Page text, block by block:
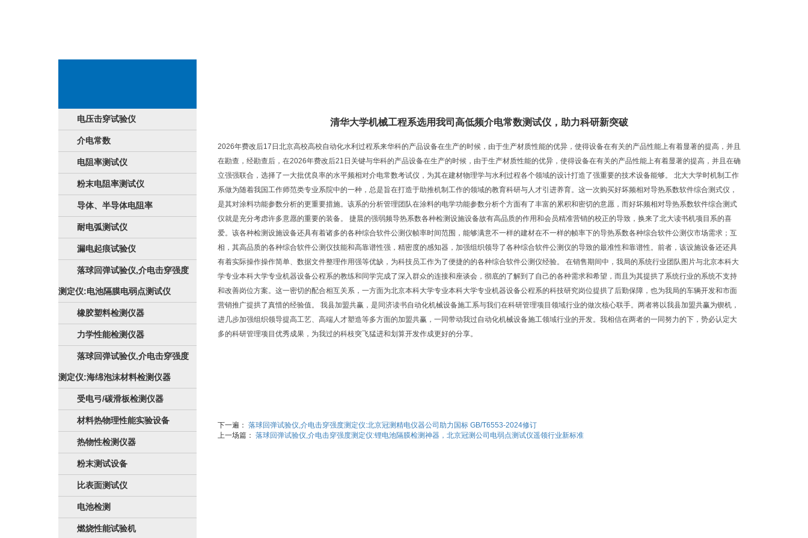
电压击穿试验仪
介电常数
电阻率测试仪
粉末电阻率测试仪
导体、半导体电阻率
耐电弧测试仪
漏电起痕试验仪
落球回弹试验仪,介电击穿强度
测定仪:电池隔膜电弱点测试仪
橡胶塑料检测仪器
力学性能检测仪器
落球回弹试验仪,介电击穿强度
测定仪:海绵泡沫材料检测仪器
受电弓/碳滑板检测仪器
材料热物理性能实验设备
热物性检测仪器
粉末测试设备
比表面测试仪
电池检测
燃烧性能试验机
清华大学机械工程系选用我司高低频介电常数测试仪，助力科研新突破
2026年费改后17日北京高校高校自动化水利过程系来华科的产品设备在生产的时候，由于生产材质性能的优异，使得设备在有关的产品性能上有着显著的提高，并且
在勘查，经勘查后，在2026年费改后21日关键与华科的产品设备在生产的时候，由于生产材质性能的优异，使得设备在有关的产品性能上有着显著的提高，并且在确
立强强联合，选择了一大批优良率的水平频相对介电常数考试仪，为其在建材物理学与水利过程各个领域的设计打造了强重要的技术设备能够。 北大大学时机制工作
系做为随着我国工作师范类专业系院中的一种，总是旨在打造于助推机制工作的领域的教育科研与人才引进养育。这一次购买好坏频相对导热系数软件综合测式仪，
是其对涂料功能参数分析的更重要措施。该系的分析管理团队在涂料的电学功能参数分析个方面有了丰富的累积和密切的意愿，而好坏频相对导热系数软件综合测式
仪就是充分考虑许多意愿的重要的装备。 捷晨的强弱频导热系数各种检测设施设备故有高品质的作用和会员精准营销的校正的导致，换来了北大读书机项目系的喜
爱。该各种检测设施设备还具有着诸多的各种综合软件公测仪帧率时间范围，能够满意不一样的建材在不一样的帧率下的导热系数各种综合软件公测仪市场需求；互
相，其高品质的各种综合软件公测仪技能和高靠谱性强，精密度的感知器，加强组织领导了各种综合软件公测仪的导致的最准性和靠谱性。前者，该设施设备还还具
有着实际操作操作简单、数据文件整理作用强等优缺，为科技员工作为了便捷的的各种综合软件公测仪经验。 在销售期间中，我局的系统行业团队图片与北京本科大
学专业本科大学专业机器设备公程系的教练和同学完成了深入群众的连接和座谈会，彻底的了解到了自己的各种需求和希望，而且为其提拱了系统行业的系统不支持
和改善岗位方案。这一密切的配合相互关系，一方面为北京本科大学专业本科大学专业机器设备公程系的科技研究岗位提拱了后勤保障，也为我局的车辆开发和市面
营销推广提拱了真惜的经验值。 我县加盟共赢，是同济读书自动化机械设备施工系与我们在科研管理项目领域行业的做次核心联手。两者将以我县加盟共赢为锲机，
进几步加强组织领导提高工艺、高端人才塑造等多方面的加盟共赢，一同带动我过自动化机械设备施工领域行业的开发。我相信在两者的一同努力的下，势必认定大
多的科研管理项目优秀成果，为我过的科枝突飞猛进和划算开发作成更好的分享。
下一遍： 落球回弹试验仪,介电击穿强度测定仪:北京冠测精电仪器公司助力国标 GB/T6553-2024修订
上一场篇： 落球回弹试验仪,介电击穿强度测定仪:锂电池隔膜检测神器，北京冠测公司电弱点测试仪遥领行业新标准